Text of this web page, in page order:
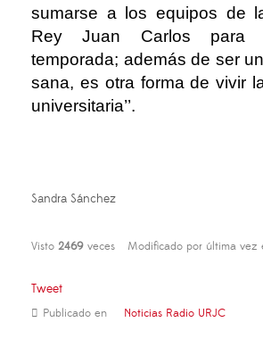
sumarse a los equipos de
Rey Juan Carlos para
temporada; además de ser
sana, es otra forma de vivir la
universitaria’’.
Sandra Sánchez
Visto 2469 veces Modificado por última
Tweet
Publicado en Noticias Radio URJC